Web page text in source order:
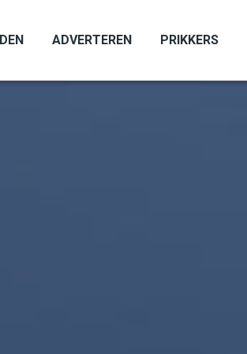
ADVERTEREN PRIKKERS